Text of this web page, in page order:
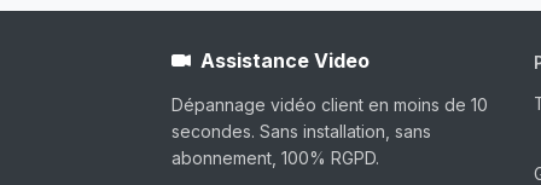
Assistance Video
Dépannage vidéo client en moins de 10
secondes. Sans installation, sans
abonnement, 100% RGPD.